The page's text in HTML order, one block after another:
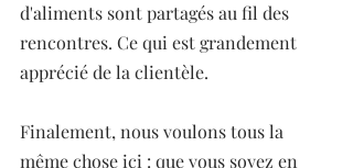
d'aliments sont partagés au fil des
rencontres. Ce qui est grandement
apprécié de la clientèle.
Finalement, nous voulons tous la
même chose ici : que vous soyez en